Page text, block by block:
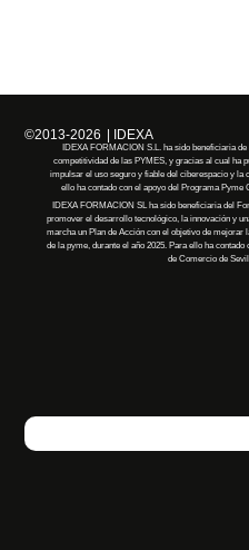
©2013-2026 | IDEXA
IDEXA FORMACION S.L. ha sido beneficiaria
competitividad de las PYMES, y gracias al cual ha
impulsar el uso seguro y fiable del ciberespacio y la
ello ha contado con el apoyo del Programa
IDEXA FORMACION SL ha sido beneficiariadel
promover el desarrollo tecnológico, la innovación y
marcha un Plan de Acción con el objetivo de
de la pyme, durante el año 2025. Para ello hacontado
de Comercio de